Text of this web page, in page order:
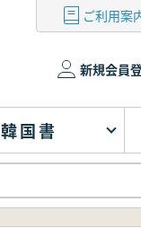
ご利用案
新規会員
韓国書